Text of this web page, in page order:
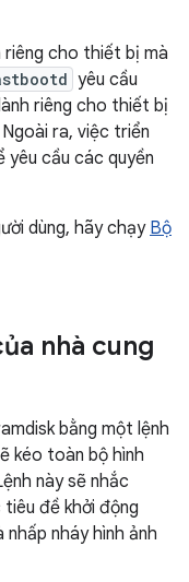
riêng cho thiết bị mà
yêu cầu
riêng cho thiết bị
ra, việc triển
cầu các quyền
dùng, hãy chạy Bộ
nhà cung
bằng một lệnh
kéo toàn bộ hình
này sẽ nhắc
đề khởi động
nháy hình ảnh